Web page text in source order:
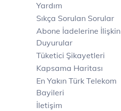
Yardım
Sıkça Sorulan Sorular
Abone İadelerine İlişkin
Duyurular
Tüketici Şikayetleri
Kapsama Haritası
En Yakın Türk Telekom
Bayileri
İletişim